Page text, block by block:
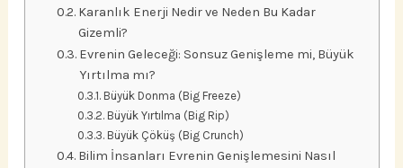
Karanlık Enerji Nedir ve Neden Bu Kadar
Gizemli?
Evrenin Geleceği: Sonsuz Genişleme mi, Büyük
Yırtılma mı?
Büyük Donma (Big Freeze)
Büyük Yırtılma (Big Rip)
Büyük Çöküş (Big Crunch)
Bilim İnsanları Evrenin Genişlemesini Nasıl